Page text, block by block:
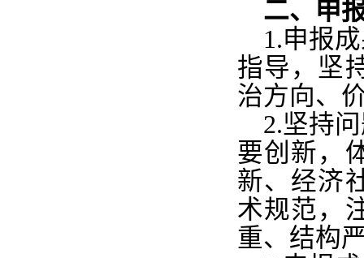
二、申
1.申报
指导，坚
治方向、
2.坚持
要创新，
新、经济
术规范，
重、结构